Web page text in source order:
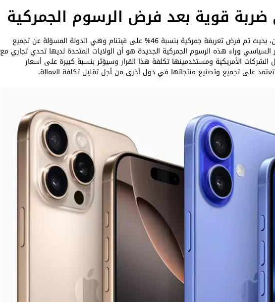
قوية بعد فرض الرسوم الجمركية
الامر لا يقتصر فقط على هواتف ايفون، بحيث تم فرض تعريفة جمركية بنسبة 46% على فيتنام وهي الدولة المسؤلة عن تجميع
السياسي وراء هذه الرسوم الجمركية الجديدة هو أن الولايات المتحدة لديها تحدي تجاري مع
الأمريكية ومستخدمينها تكلفة هذا القرار وسيؤثر بنسبة كبيرة على أسعار
تعتمد على تجميع وتصنيع منتجاتها في دول أخرى من أجل تقليل تكلفة العمالة.